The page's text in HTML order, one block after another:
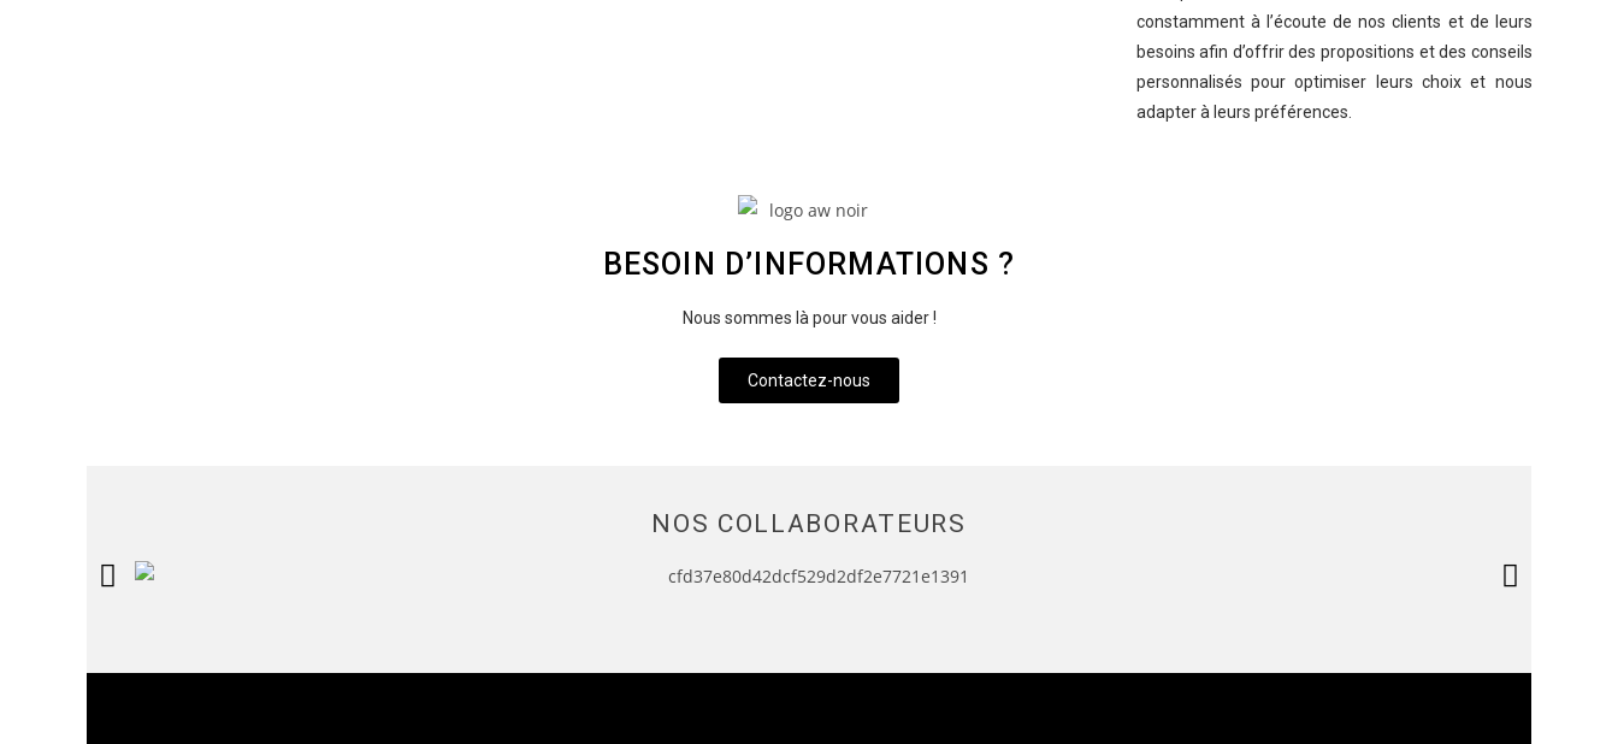
constamment à l’écoute de nos clients et de leurs
besoins afin d’offrir des propositions et des conseils
personnalisés pour optimiser leurs choix et nous
adapter à leurs préférences.
BESOIN D’INFORMATIONS ?
Nous sommes là pour vous aider !
Contactez-nous
NOS COLLABORATEURS